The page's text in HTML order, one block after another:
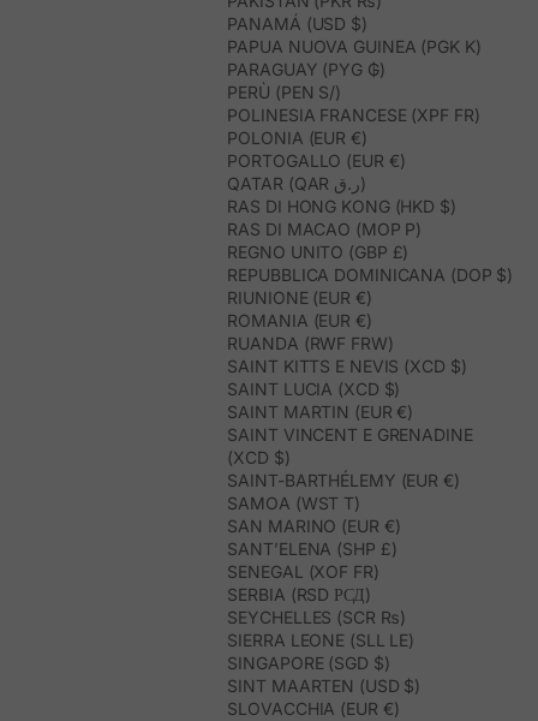
PANAMÁ (USD $)
PAPUA NUOVA GUINEA (PGK K)
PARAGUAY (PYG ₲)
PERÙ (PEN S/)
POLINESIA FRANCESE (XPF FR)
POLONIA (EUR €)
PORTOGALLO (EUR €)
QATAR (QAR ر.ق)
RAS DI HONG KONG (HKD $)
RAS DI MACAO (MOP P)
REGNO UNITO (GBP £)
REPUBBLICA DOMINICANA (DOP $)
RIUNIONE (EUR €)
ROMANIA (EUR €)
RUANDA (RWF FRW)
SAINT KITTS E NEVIS (XCD $)
SAINT LUCIA (XCD $)
SAINT MARTIN (EUR €)
SAINT VINCENT E GRENADINE
(XCD $)
SAINT-BARTHÉLEMY (EUR €)
SAMOA (WST T)
SAN MARINO (EUR €)
SANT’ELENA (SHP £)
SENEGAL (XOF FR)
SERBIA (RSD РСД)
SEYCHELLES (SCR ₨)
SIERRA LEONE (SLL LE)
SINGAPORE (SGD $)
SINT MAARTEN (USD $)
SLOVACCHIA (EUR €)